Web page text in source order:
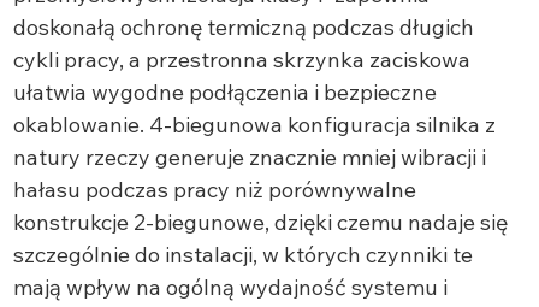
doskonałą ochronę termiczną podczas długich
cykli pracy, a przestronna skrzynka zaciskowa
ułatwia wygodne podłączenia i bezpieczne
okablowanie. 4-biegunowa konfiguracja silnika z
natury rzeczy generuje znacznie mniej wibracji i
hałasu podczas pracy niż porównywalne
konstrukcje 2-biegunowe, dzięki czemu nadaje się
szczególnie do instalacji, w których czynniki te
mają wpływ na ogólną wydajność systemu i